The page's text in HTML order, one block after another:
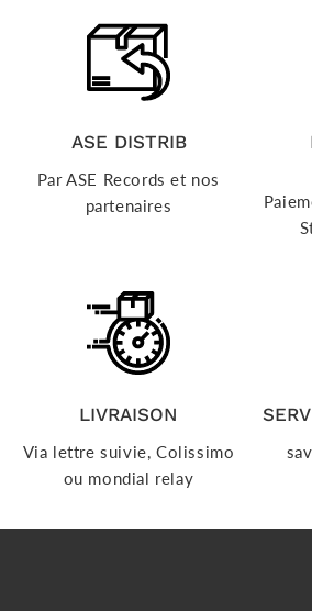
ASE DISTRIB
Par ASE Records et nos
partenaires
LIVRAISON
Via lettre suivie, Colissimo
ou mondial relay